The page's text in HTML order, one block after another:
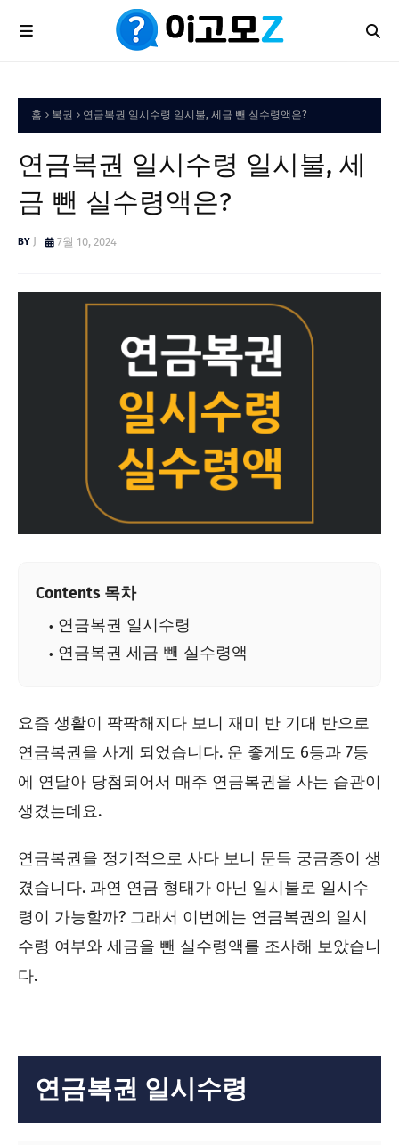
홈 복권 연금복권 일시수령 일시불, 세금 뺀 실수령액은?
연금복권 일시수령 일시불, 세
금 뺀 실수령액은?
J 7월 10, 2024
Contents 목차
연금복권 일시수령
연금복권 세금 뺀 실수령액
요즘 생활이 팍팍해지다 보니 재미 반 기대 반으로
연금복권을 사게 되었습니다. 운 좋게도 6등과 7등
에 연달아 당첨되어서 매주 연금복권을 사는 습관이
생겼는데요.
연금복권을 정기적으로 사다 보니 문득 궁금증이 생
겼습니다. 과연 연금 형태가 아닌 일시불로 일시수
령이 가능할까? 그래서 이번에는 연금복권의 일시
수령 여부와 세금을 뺀 실수령액를 조사해 보았습니
다.
연금복권 일시수령